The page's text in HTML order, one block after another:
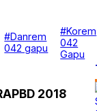
#Danrem
042 gapu
#Korem
042
Gapu
2018